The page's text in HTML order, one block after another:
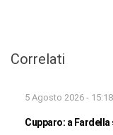
Correlati
5 Agosto 2026 - 15:18
Cupparo: a